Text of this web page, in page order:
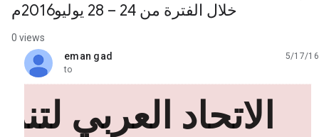
خلال الفترة من 24 – 28 يوليو2016م
0 views
eman gad
unread,
5/17/16
to
الاتحاد العربي